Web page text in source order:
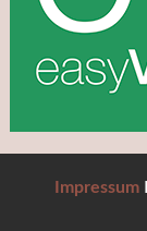
Impressum